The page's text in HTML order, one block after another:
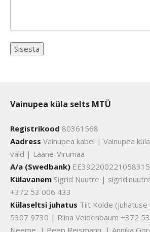
Vainupea küla selts MTÜ
Registrikood 80361568
Aadress Vainupea kabel | Vainupea
vald | Lääne-Virumaa
A/a (Swedbank)
Külavanem Sigrid Nuutre |
+372 53 006 433
Külaseltsi juhatus Tiit Kolde
5307 9730 | Riina Veidenbaum +372